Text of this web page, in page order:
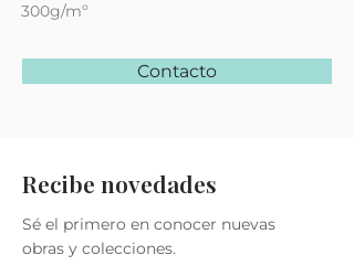
300g/mº
Contacto
Recibe novedades
Sé el primero en conocer nuevas
obras y colecciones.